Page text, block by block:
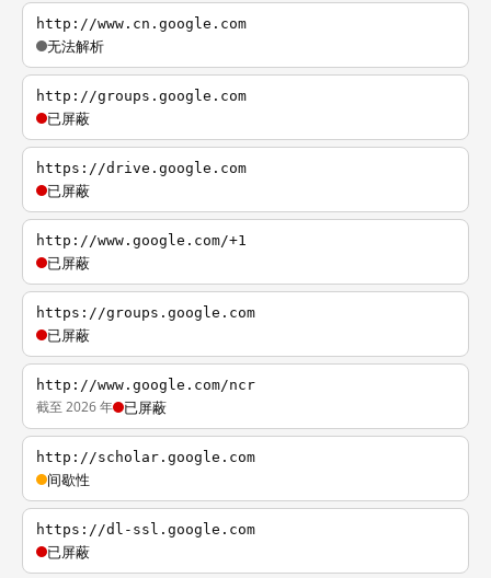
http://www.cn.google.com
无法解析
http://groups.google.com
已屏蔽
https://drive.google.com
已屏蔽
http://www.google.com/+1
已屏蔽
https://groups.google.com
已屏蔽
http://www.google.com/ncr
截至 2026 年 已屏蔽
http://scholar.google.com
间歇性
https://dl-ssl.google.com
已屏蔽